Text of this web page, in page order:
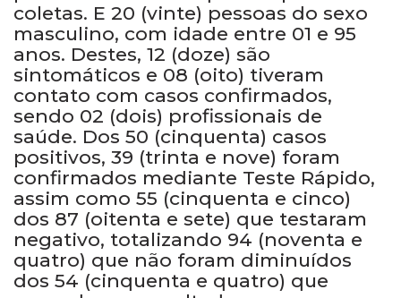
coletas. E 20 (vinte) pessoas do sexo
masculino, com idade entre 01 e 95
anos. Destes, 12 (doze) são
sintomáticos e 08 (oito) tiveram
contato com casos confirmados,
sendo 02 (dois) profissionais de
saúde. Dos 50 (cinquenta) casos
positivos, 39 (trinta e nove) foram
confirmados mediante Teste Rápido,
assim como 55 (cinquenta e cinco)
dos 87 (oitenta e sete) que testaram
negativo, totalizando 94 (noventa e
quatro) que não foram diminuídos
dos 54 (cinquenta e quatro) que